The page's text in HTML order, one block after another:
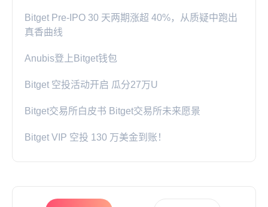
Bitget Pre-IPO 30 天两期涨超 40%，从质疑中跑出
真香曲线
Anubis登上Bitget钱包
Bitget 空投活动开启 瓜分27万U
Bitget交易所白皮书 Bitget交易所未来愿景
Bitget VIP 空投 130 万美金到账！